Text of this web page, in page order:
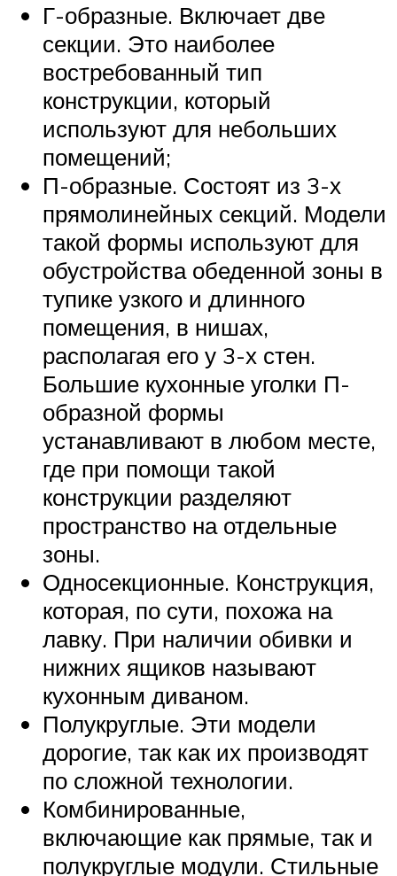
Г-образные. Включает две
секции. Это наиболее
востребованный тип
конструкции, который
используют для небольших
помещений;
П-образные. Состоят из 3-х
прямолинейных секций. Модели
такой формы используют для
обустройства обеденной зоны в
тупике узкого и длинного
помещения, в нишах,
располагая его у 3-х стен.
Большие кухонные уголки П-
образной формы
устанавливают в любом месте,
где при помощи такой
конструкции разделяют
пространство на отдельные
зоны.
Односекционные. Конструкция,
которая, по сути, похожа на
лавку. При наличии обивки и
нижних ящиков называют
кухонным диваном.
Полукруглые. Эти модели
дорогие, так как их производят
по сложной технологии.
Комбинированные,
включающие как прямые, так и
полукруглые модули. Стильные